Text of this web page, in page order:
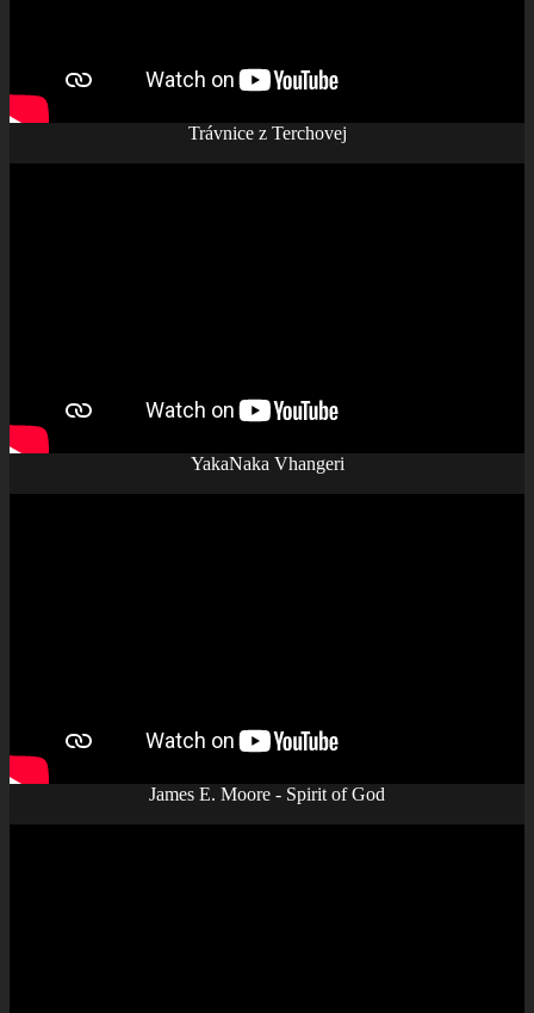
Trávnice z Terchovej
YakaNaka Vhangeri
James E. Moore - Spirit of God